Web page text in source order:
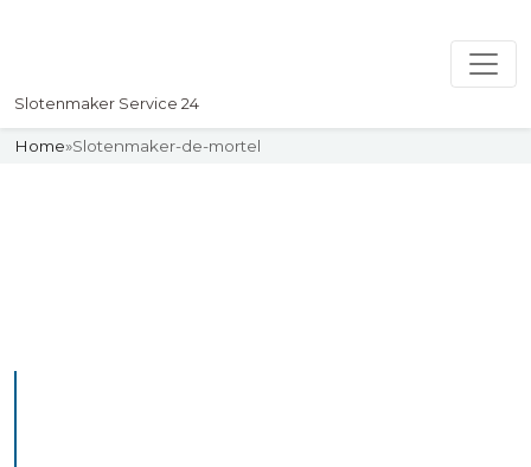
Slotenmaker Service 24
Home»Slotenmaker-de-mortel